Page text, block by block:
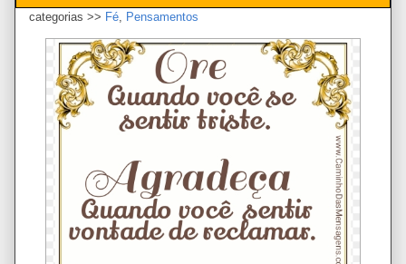
categorias >> Fé, Pensamentos